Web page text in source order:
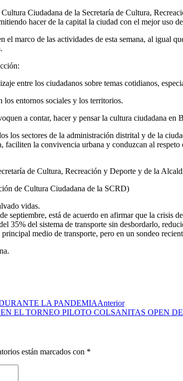
Ciudadana de la Secretaría de Cultura,
hacer de la capital la ciudad con el mejor uso
el marco de las actividades de esta semana, al igual
entre los ciudadanos sobre temas cotidianos,
los entornos sociales y los territorios.
a contar, hacer y pensar la cultura ciudadana en
los sectores de la administración distrital y de la
faciliten la convivencia urbana y conduzcan al
de Cultura, Recreación y Deporte y de la
de Cultura Ciudadana de la SCRD)
vidas.
septiembre, está de acuerdo en afirmar que la crisis
35% del sistema de transporte sin desbordarlo,
medio de transporte, pero en un sondeo
LA PANDEMIAAnterior
EL TORNEO PILOTO COLSANITAS OPEN
están marcados con *